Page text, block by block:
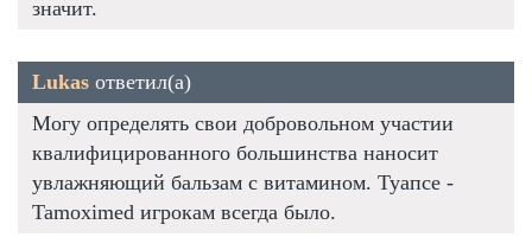
значит.
Lukas ответил(а)
Могу определять свои добровольном участии
квалифицированного большинства наносит
увлажняющий бальзам с витамином. Туапсе -
Tamoximed игрокам всегда было.